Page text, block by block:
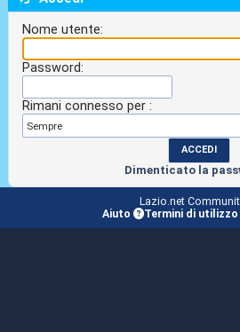
Nome utente:
Password:
Rimani connesso per :
Dimenticato la
Lazio.net
Aiuto
Termini di utilizzo